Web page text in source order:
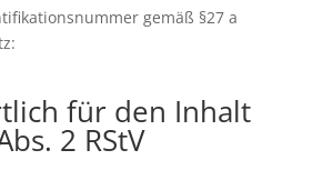
gemäß §27 a
für den Inhalt
2 RStV